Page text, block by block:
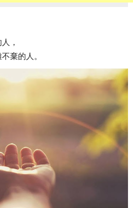
，
棄的人。